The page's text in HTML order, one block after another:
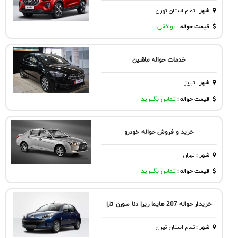
شهر:تمام استان تهران
قیمت حواله : توافقی
خدمات حواله ماشین
شهر:تبريز
قیمت حواله : تماس بگیرید
خرید و فروش حواله خودرو
شهر: تهران
قیمت حواله : تماس بگیرید
خریدار حواله 207 هایما ریرا دنا سورن تارا
شهر:تمام استان تهران